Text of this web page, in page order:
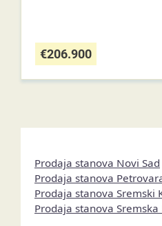
€206.900
Prodaja stanova Novi Sad
Prodaja stanova
Prodaja stanova Sremski
Prodaja stanova Sremska